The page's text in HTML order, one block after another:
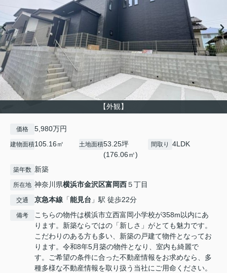
【外観】
価格 5,980万円
建物面積105.16㎡ 土地面積53.25坪
(176.06㎡)
間取り 4LDK
築年数 新築
所在地 神奈川県横浜市金沢区富岡西５丁目
交通 京急本線 「能見台 」駅 徒歩22分
備考
こちらの物件は横浜市立西富岡小学校が358m以内にあ
ります。新築ならではの「新しさ」がとても魅力です。
こだわりのある方も多い、新築の戸建て物件となってお
ります。令和8年5月築の物件となり、室内も綺麗で
す。ご希望の条件に合った不動産情報をお求めなら、多
種多様な不動産情報を取り扱う当社にご用命ください。